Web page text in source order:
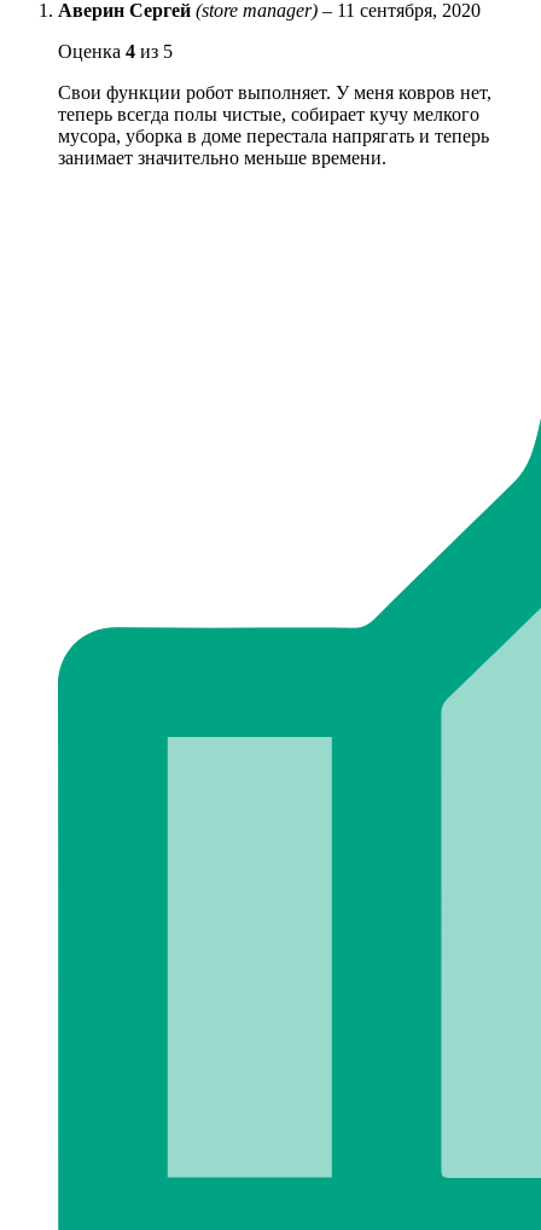
Аверин Сергей (store manager) – 11 сентября, 2020
Оценка 4 из 5
Свои функции робот выполняет. У меня ковров нет,
теперь всегда полы чистые, собирает кучу мелкого
мусора, уборка в доме перестала напрягать и теперь
занимает значительно меньше времени.